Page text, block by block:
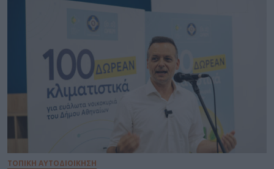
ΤΟΠΙΚΗ ΑΥΤΟΔΙΟΙΚΗΣΗ